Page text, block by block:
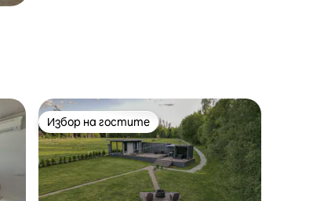
Избор на гостите
Избор на гостите